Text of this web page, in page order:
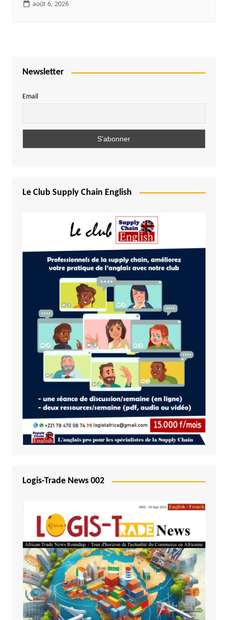
août 6, 2026
Newsletter
Email
Le Club Supply Chain English
Logis-Trade News 002